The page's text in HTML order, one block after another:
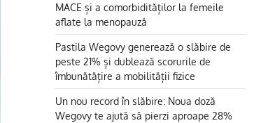
MACE și a comorbidităților la femeile
aflate la menopauză
Pastila Wegovy generează o slăbire de
peste 21% și dublează scorurile de
îmbunătățire a mobilității fizice
Un nou record în slăbire: Noua doză
Wegovy te ajută să pierzi aproape 28%